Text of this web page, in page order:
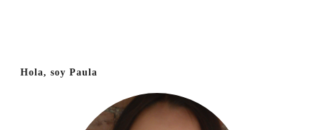
Hola, soy Paula